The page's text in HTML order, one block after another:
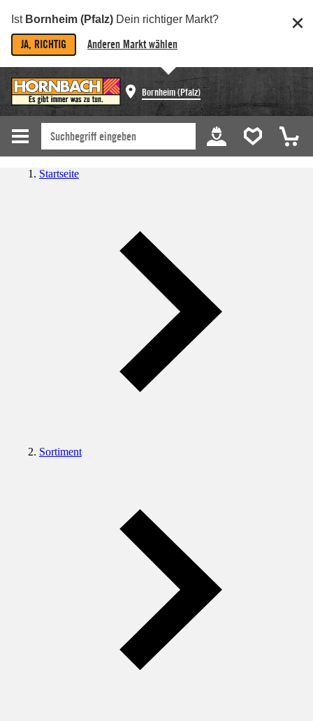
Ist Bornheim (Pfalz) Dein richtiger Markt?
JA, RICHTIG Anderen Markt wählen
Bornheim (Pfalz)
Startseite
Sortiment